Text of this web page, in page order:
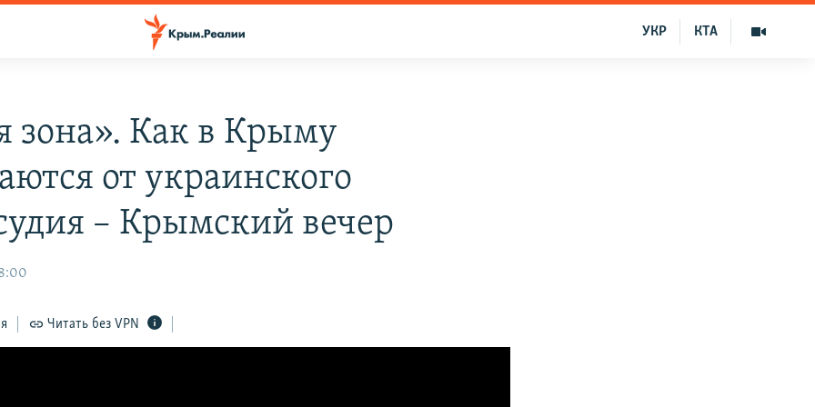
КТА
УКР
зона». Как в Крыму
от украинского
– Крымский вечер
Читать без VPN